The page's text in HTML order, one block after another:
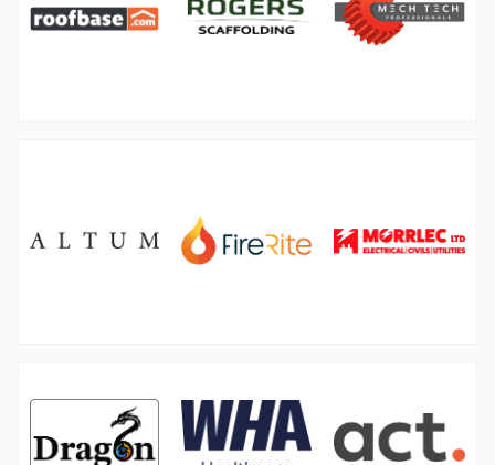
图
图
像
像
图
像
图
像
图
像